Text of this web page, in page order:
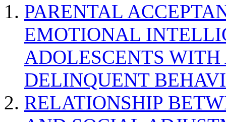
PARENTAL
EMOTIONAL
ADOLESCENTS
DELINQUENT
RELATIONSHIP